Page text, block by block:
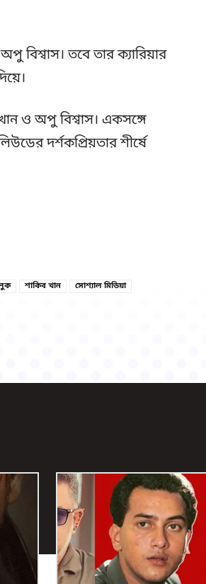
বিশ্বাস। তবে তার ক্যারিয়ার
ও অপু বিশ্বাস। একসঙ্গে
দর্শকপ্রিয়তার শীর্ষে
লুক শাকিব খান সোশ্যাল মিডিয়া